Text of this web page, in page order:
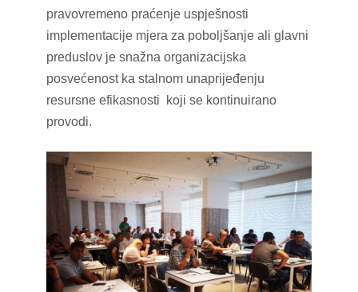
pravovremeno praćenje uspješnosti
implementacije mjera za poboljšanje ali glavni
preduslov je snažna organizacijska
posvećenost ka stalnom unaprijeđenju
resursne efikasnosti koji se kontinuirano
provodi.